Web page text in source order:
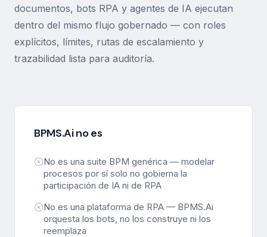
documentos, bots RPA y agentes de IA ejecutan
dentro del mismo flujo gobernado — con roles
explícitos, límites, rutas de escalamiento y
trazabilidad lista para auditoría.
BPMS.Ai no es
No es una suite BPM genérica — modelar
procesos por sí solo no gobierna la
participación de IA ni de RPA
No es una plataforma de RPA — BPMS.Ai
orquesta los bots, no los construye ni los
reemplaza